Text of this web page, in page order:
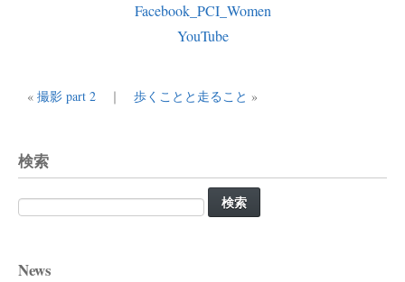
Facebook_PCI_Women
YouTube
« 撮影 part 2 ｜ 歩くことと走ること »
検索
検
索:
News